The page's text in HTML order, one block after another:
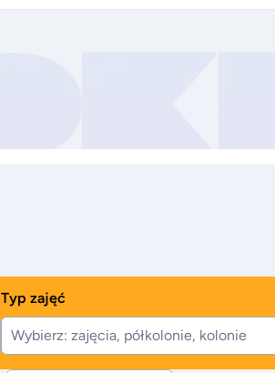
Typ zajęć
Wybierz: zajęcia, półkolonie, kolonie